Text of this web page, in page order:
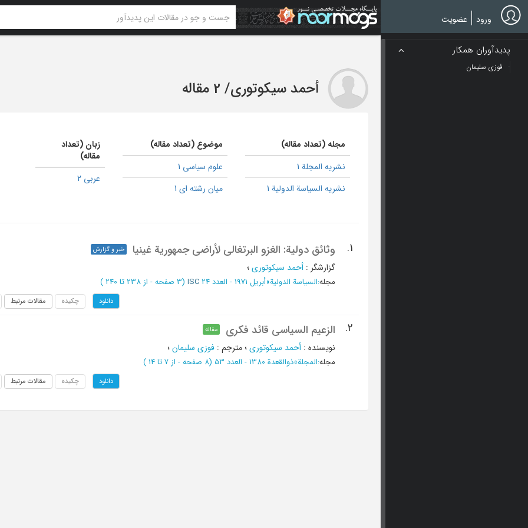
Skip
to
main
ورود عضویت
پدیدآوران همکار
فوزی سلیمان
أحمد سیکوتوری/ 2 مقاله
مجله (تعداد مقاله)
نشریه المجلة 1
نشریه السیاسة الدولیة 1
موضوع (تعداد مقاله)
علوم سیاسی 1
میان رشته ای 1
زبان (تعداد
مقاله)
عربی 2
1. وثائق دولیة: الغزو البرتغالی لأراضی جمهوریة غینیا خبر و گزارش
گزارشگر : أحمد سیکوتوری؛
مجله:السیاسة الدولیة»أبریل 1971 - العدد 24 ISC (‎3 صفحه - از 238 تا 240 )
دانلود چکیده مقالات مرتبط
2. الزعیم السیاسی قائد فکری مقاله
نویسنده : أحمد سیکوتوری؛مترجم : فوزی سلیمان؛
مجله:المجلة»ذوالقعدة 1380 - العدد 53 (‎8 صفحه - از 7 تا 14 )
دانلود چکیده مقالات مرتبط